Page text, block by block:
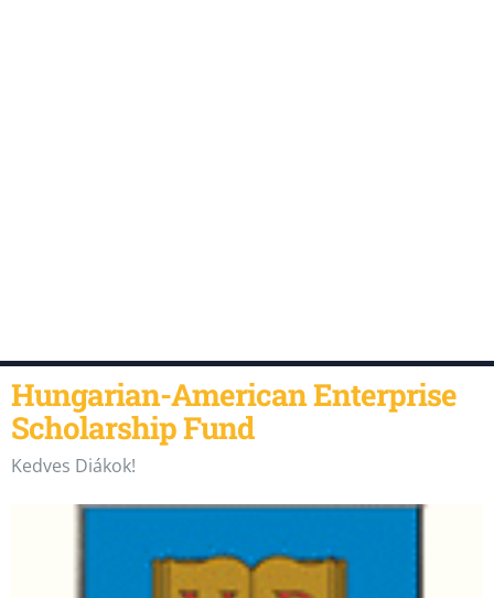
Hungarian-American Enterprise
Scholarship Fund
Kedves Diákok!